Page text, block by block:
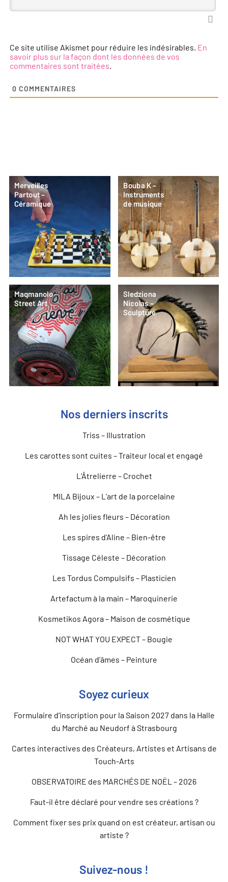
Ce site utilise Akismet pour réduire les indésirables. En
savoir plus sur la façon dont les données de vos
commentaires sont traitées.
0 COMMENTAIRES
Merveilles
Partout –
Céramique
Bouba K –
Instruments
de musique
Maqmanolo –
Street Art
Sledziona
Nicolas –
Sculpture
Nos derniers inscrits
Triss – Illustration
Les carottes sont cuites – Traiteur local et engagé
L’Âtrelierre – Crochet
MILA Bijoux – L’art de la porcelaine
Ah les jolies fleurs – Décoration
Les spires d’Aline – Bien-être
Tissage Céleste – Décoration
Les Tordus Compulsifs – Plasticien
Artefactum à la main – Maroquinerie
Kosmetikos Agora – Maison de cosmétique
NOT WHAT YOU EXPECT – Bougie
Océan d’âmes – Peinture
Soyez curieux
Formulaire d’inscription pour la Saison 2027 dans la Halle
du Marché au Neudorf à Strasbourg
Cartes interactives des Créateurs, Artistes et Artisans de
Touch-Arts
OBSERVATOIRE des MARCHÉS DE NOËL – 2026
Faut-il être déclaré pour vendre ses créations ?
Comment fixer ses prix quand on est créateur, artisan ou
artiste ?
Suivez-nous !